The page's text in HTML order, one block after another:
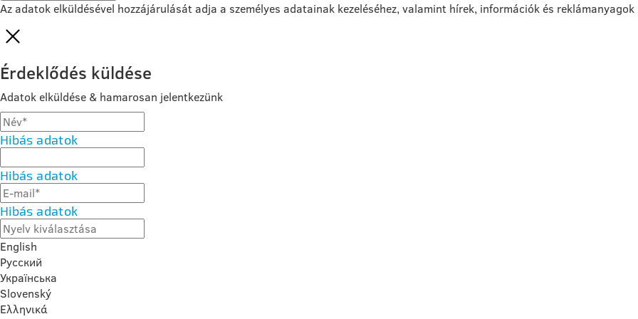
Az adatok elküldésével hozzájárulását adja a személyes adatainak kezeléséhez, valamint hírek, információk és reklámanyagok
Érdeklődés küldése
Adatok elküldése & hamarosan jelentkezünk
Hibás adatok
Hibás adatok
Hibás adatok
English
Русский
Українська
Slovenský
Ελληνικά